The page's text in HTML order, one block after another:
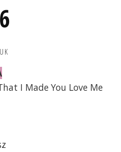
I Made You Love Me